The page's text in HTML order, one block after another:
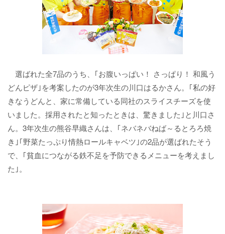
選ばれた全7品のうち、｢お腹いっぱい！ さっぱり！ 和風う
どんピザ｣を考案したのが3年次生の川口はるかさん。｢私の好
きなうどんと、家に常備している同社のスライスチーズを使
いました。採用されたと知ったときは、驚きました｣と川口さ
ん。3年次生の熊谷早織さんは、｢ネバネバねば～るとろろ焼
き｣｢野菜たっぷり情熱ロールキャベツ｣の2品が選ばれたそう
で、｢貧血につながる鉄不足を予防できるメニューを考えまし
た｣。